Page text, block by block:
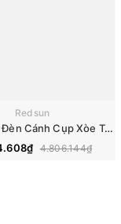
Redsun
Quạt Trần Đèn Cánh Cụp Xòe Trang Trí Phòng Khách, Phòng Ngủ - 42KSA 201
4.806.144₫